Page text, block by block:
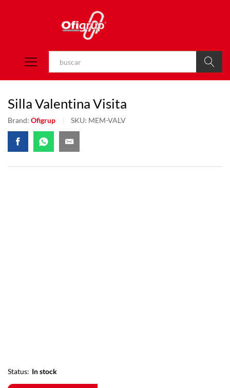
Buscar
Silla Valentina Visita
Brand: Ofigrup SKU: MEM-VALV
Status: In stock